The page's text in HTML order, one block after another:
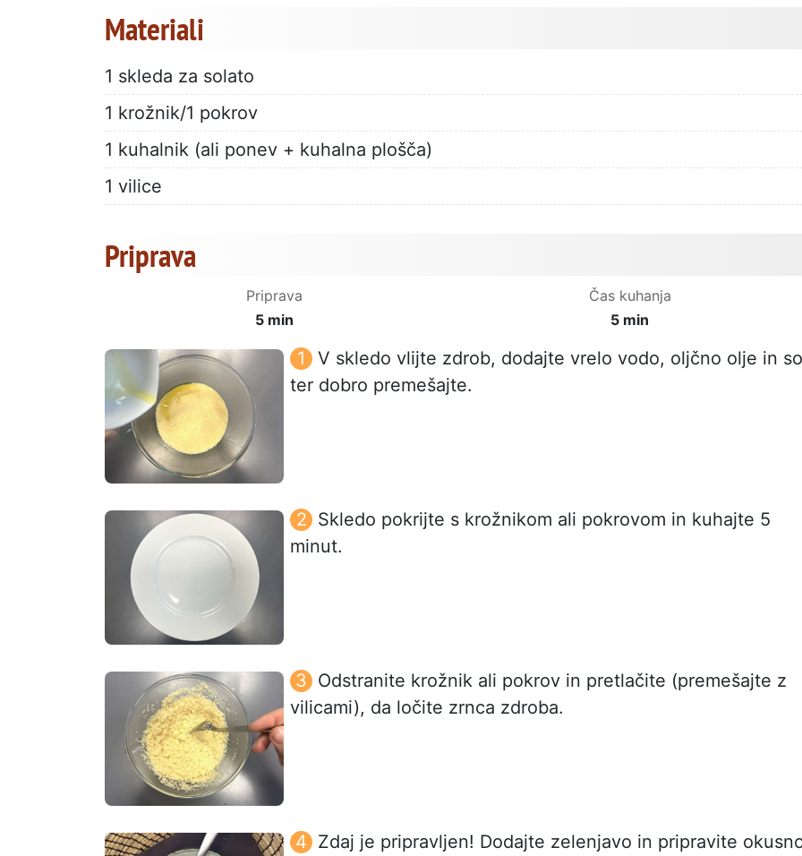
Materiali
1 skleda za solato
1 krožnik/1 pokrov
1 kuhalnik (ali ponev + kuhalna plošča)
1 vilice
Priprava
Priprava
5 min
Čas kuhanja
5 min
V skledo vlijte zdrob, dodajte vrelo vodo, oljčno olje in
ter dobro premešajte.
Skledo pokrijte s krožnikom ali pokrovom in kuhajte 5
minut.
Odstranite krožnik ali pokrov in pretlačite (premešajte z
vilicami), da ločite zrnca zdroba.
Zdaj je pripravljen! Dodajte zelenjavo in pripravite